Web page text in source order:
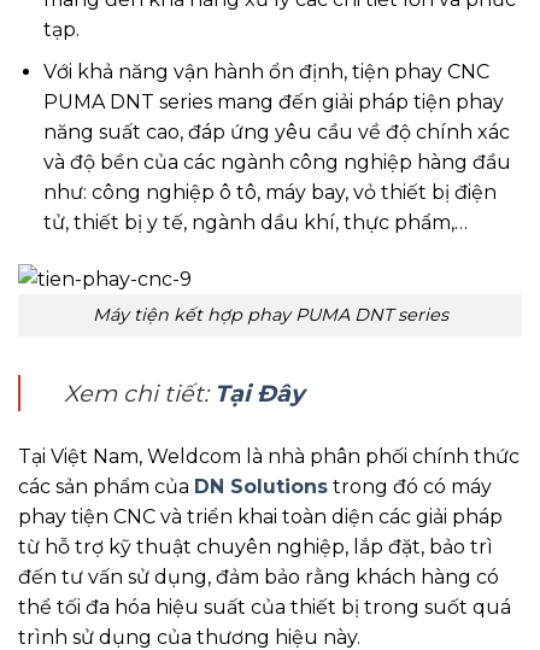
tạp.
Với khả năng vận hành ổn định, tiện phay CNC
PUMA DNT series mang đến giải pháp tiện phay
năng suất cao, đáp ứng yêu cầu về độ chính xác
và độ bền của các ngành công nghiệp hàng đầu
như: công nghiệp ô tô, máy bay, vỏ thiết bị điện
tử, thiết bị y tế, ngành dầu khí, thực phẩm,…
Máy tiện kết hợp phay PUMA DNT series
Xem chi tiết: Tại Đây
Tại Việt Nam, Weldcom là nhà phân phối chính thức
các sản phẩm của DN Solutions trong đó có máy
phay tiện CNC và triển khai toàn diện các giải pháp
từ hỗ trợ kỹ thuật chuyên nghiệp, lắp đặt, bảo trì
đến tư vấn sử dụng, đảm bảo rằng khách hàng có
thể tối đa hóa hiệu suất của thiết bị trong suốt quá
trình sử dụng của thương hiệu này.